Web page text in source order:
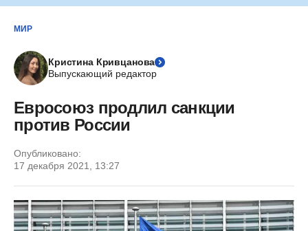
МИР
Кристина Кривцанова
Выпускающий редактор
Евросоюз продлил санкции
против России
Опубликовано:
17 декабря 2021, 13:27